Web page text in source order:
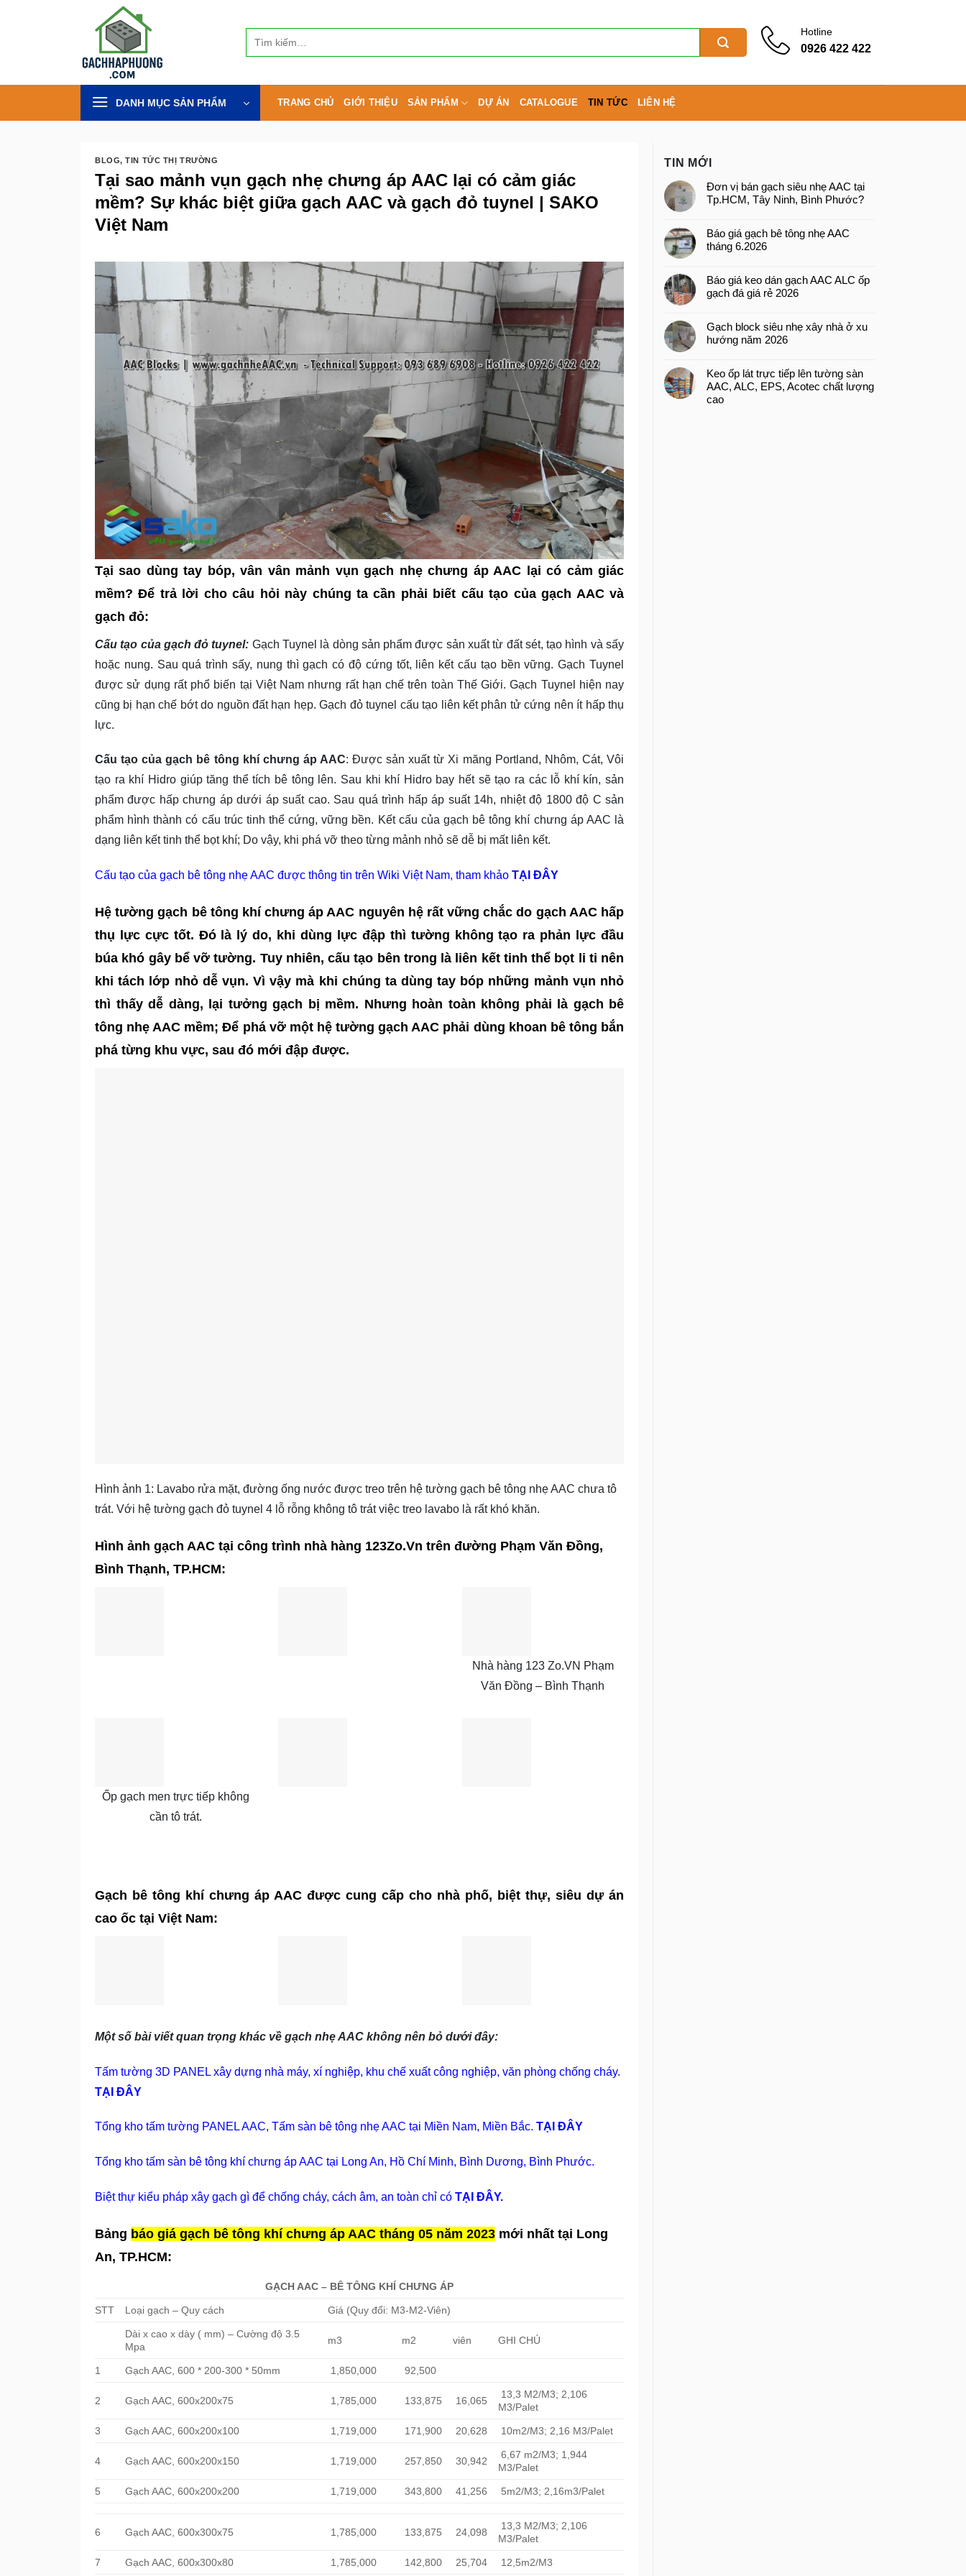
Hotline
0926 422 422
DANH MỤC SẢN PHẨM TRANG CHỦ GIỚI THIỆU SẢN PHẨM DỰ ÁN CATALOGUE TIN TỨC LIÊN HỆ
BLOG,TIN TỨC THỊ TRƯỜNG
Tại sao mảnh vụn gạch nhẹ chưng áp AAC lại có cảm giác
mềm? Sự khác biệt giữa gạch AAC và gạch đỏ tuynel | SAKO
Việt Nam
Tại sao dùng tay bóp, vân vân mảnh vụn gạch nhẹ chưng áp AAC lại có cảm giác
mềm? Để trả lời cho câu hỏi này chúng ta cần phải biết cấu tạo của gạch AAC và
gạch đỏ:
Cấu tạo của gạch đỏ tuynel: Gạch Tuynel là dòng sản phẩm được sản xuất từ đất sét, tạo hình và sấy
hoặc nung. Sau quá trình sấy, nung thì gạch có độ cứng tốt, liên kết cấu tạo bền vững. Gạch Tuynel
được sử dụng rất phổ biến tại Việt Nam nhưng rất hạn chế trên toàn Thế Giới. Gạch Tuynel hiện nay
cũng bị hạn chế bớt do nguồn đất hạn hẹp. Gạch đỏ tuynel cấu tạo liên kết phân tử cứng nên ít hấp thụ
lực.
Cấu tạo của gạch bê tông khí chưng áp AAC: Được sản xuất từ Xi măng Portland, Nhôm, Cát, Vôi
tạo ra khí Hidro giúp tăng thể tích bê tông lên. Sau khi khí Hidro bay hết sẽ tạo ra các lỗ khí kín, sản
phẩm được hấp chưng áp dưới áp suất cao. Sau quá trình hấp áp suất 14h, nhiệt độ 1800 độ C sản
phẩm hình thành có cấu trúc tinh thể cứng, vững bền. Kết cấu của gạch bê tông khí chưng áp AAC là
dạng liên kết tinh thể bọt khí; Do vậy, khi phá vỡ theo từng mảnh nhỏ sẽ dễ bị mất liên kết.
Cấu tạo của gạch bê tông nhẹ AAC được thông tin trên Wiki Việt Nam, tham khảo TẠI ĐÂY
Hệ tường gạch bê tông khí chưng áp AAC nguyên hệ rất vững chắc do gạch AAC hấp
thụ lực cực tốt. Đó là lý do, khi dùng lực đập thì tường không tạo ra phản lực đầu
búa khó gây bể vỡ tường. Tuy nhiên, cấu tạo bên trong là liên kết tinh thể bọt li ti nên
khi tách lớp nhỏ dễ vụn. Vì vậy mà khi chúng ta dùng tay bóp những mảnh vụn nhỏ
thì thấy dễ dàng, lại tưởng gạch bị mềm. Nhưng hoàn toàn không phải là gạch bê
tông nhẹ AAC mềm; Để phá vỡ một hệ tường gạch AAC phải dùng khoan bê tông bắn
phá từng khu vực, sau đó mới đập được.
Hình ảnh 1: Lavabo rửa mặt, đường ống nước được treo trên hệ tường gạch bê tông nhẹ AAC chưa tô
trát. Với hệ tường gạch đỏ tuynel 4 lỗ rỗng không tô trát việc treo lavabo là rất khó khăn.
Hình ảnh gạch AAC tại công trình nhà hàng 123Zo.Vn trên đường Phạm Văn Đồng,
Bình Thạnh, TP.HCM:
Nhà hàng 123 Zo.VN Phạm
Văn Đồng – Bình Thạnh
Ốp gạch men trực tiếp không
cần tô trát.
Gạch bê tông khí chưng áp AAC được cung cấp cho nhà phố, biệt thự, siêu dự án
cao ốc tại Việt Nam:
Một số bài viết quan trọng khác về gạch nhẹ AAC không nên bỏ dưới đây:
Tấm tường 3D PANEL xây dựng nhà máy, xí nghiệp, khu chế xuất công nghiệp, văn phòng chống cháy.
TẠI ĐÂY
Tổng kho tấm tường PANEL AAC, Tấm sàn bê tông nhẹ AAC tại Miền Nam, Miền Bắc. TẠI ĐÂY
Tổng kho tấm sàn bê tông khí chưng áp AAC tại Long An, Hồ Chí Minh, Bình Dương, Bình Phước.
Biệt thự kiểu pháp xây gạch gì để chống cháy, cách âm, an toàn chỉ có TẠI ĐÂY.
Bảng báo giá gạch bê tông khí chưng áp AAC tháng 05 năm 2023 mới nhất tại Long
An, TP.HCM:
GẠCH AAC – BÊ TÔNG KHÍ CHƯNG ÁP
STT Loại gạch – Quy cách Giá (Quy đổi: M3-M2-Viên)
Dài x cao x dày ( mm) – Cường độ 3.5
Mpa
m3 m2 viên GHI CHÚ
1 Gạch AAC, 600 * 200-300 * 50mm 1,850,000 92,500
2 Gạch AAC, 600x200x75 1,785,000 133,875 16,065
13,3 M2/M3; 2,106
M3/Palet
3 Gạch AAC, 600x200x100 1,719,000 171,900 20,628 10m2/M3; 2,16 M3/Palet
4 Gạch AAC, 600x200x150 1,719,000 257,850 30,942
6,67 m2/M3; 1,944
M3/Palet
5 Gạch AAC, 600x200x200 1,719,000 343,800 41,256 5m2/M3; 2,16m3/Palet
6 Gạch AAC, 600x300x75 1,785,000 133,875 24,098
13,3 M2/M3; 2,106
M3/Palet
7 Gạch AAC, 600x300x80 1,785,000 142,800 25,704 12,5m2/M3
TIN MỚI
Đơn vị bán gạch siêu nhẹ AAC tại
Tp.HCM, Tây Ninh, Bình Phước?
Báo giá gạch bê tông nhẹ AAC
tháng 6.2026
Báo giá keo dán gạch AAC ALC ốp
gạch đá giá rẻ 2026
Gạch block siêu nhẹ xây nhà ở xu
hướng năm 2026
Keo ốp lát trực tiếp lên tường sàn
AAC, ALC, EPS, Acotec chất lượng
cao